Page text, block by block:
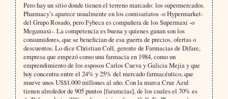
Pero hay un sitio donde tienen el terreno marcado: los supermercados.
Pharmacy’s aparece usualmente en los comisariatos -o Hypermarket-
del Grupo Rosado, pero Fybeca es compañera de los Supermaxi -o
Megamaxi-. La competencia es buena y quienes ganan son los
consumidores, que se benefician de esa guerra de precios, ofertas o
descuentos. Lo dice Christian Coll, gerente de Farmacias de Difare,
empresa que empezó como una farmacia en 1984, como un
emprendimiento de los esposos Carlos Cueva y Galicia Mejía y que
hoy concentra entre el 24% y 25% del mercado farmacéutico, que
mueve unos US$1.000 millones al año. Con la marca Cruz Azul
tienen alrededor de 905 puntos [faramcias], de los cuales el 70% es